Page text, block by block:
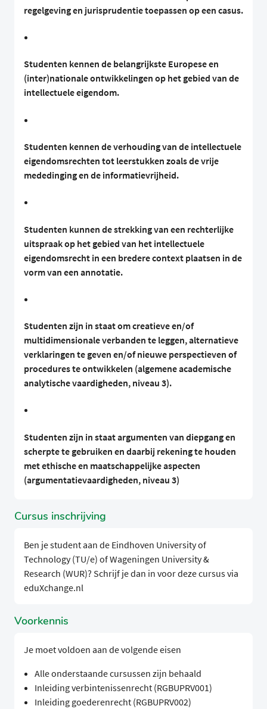
regelgeving en jurisprudentie toepassen op een casus.
Studenten kennen de belangrijkste Europese en
(inter)nationale ontwikkelingen op het gebied van de
intellectuele eigendom.
Studenten kennen de verhouding van de intellectuele
eigendomsrechten tot leerstukken zoals de vrije
mededinging en de informatievrijheid.
Studenten kunnen de strekking van een rechterlijke
uitspraak op het gebied van het intellectuele
eigendomsrecht in een bredere context plaatsen in de
vorm van een annotatie.
Studenten zijn in staat om creatieve en/of
multidimensionale verbanden te leggen, alternatieve
verklaringen te geven en/of nieuwe perspectieven of
procedures te ontwikkelen (algemene academische
analytische vaardigheden, niveau 3).
Studenten zijn in staat argumenten van diepgang en
scherpte te gebruiken en daarbij rekening te houden
met ethische en maatschappelijke aspecten
(argumentatievaardigheden, niveau 3)
Cursus inschrijving
Ben je student aan de Eindhoven University of
Technology (TU/e) of Wageningen University &
Research (WUR)? Schrijf je dan in voor deze cursus via
eduXchange.nl
Voorkennis
Je moet voldoen aan de volgende eisen
Alle onderstaande cursussen zijn behaald
Inleiding verbintenissenrecht (RGBUPRV001)
Inleiding goederenrecht (RGBUPRV002)